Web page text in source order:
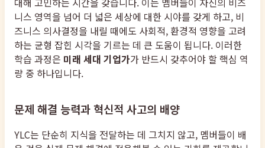
니스 영역을 넘어 더 넓은 세상에 대한 시야를 갖게 하고, 비
즈니스 의사결정을 내릴 때에도 사회적, 환경적 영향을 고려
하는 균형 잡힌 시각을 기르는 데 큰 도움이 됩니다. 이러한
학습 과정은 미래 세대 기업가가 반드시 갖추어야 할 핵심 역
량 중 하나입니다.
문제 해결 능력과 혁신적 사고의 배양
YLC는 단순히 지식을 전달하는 데 그치지 않고, 멤버들이 배